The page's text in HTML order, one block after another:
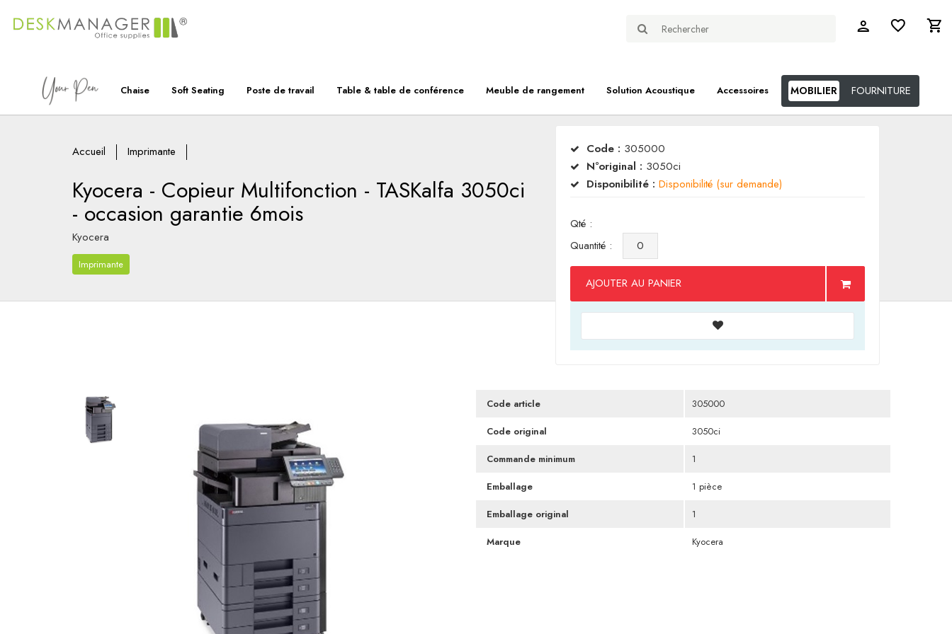
Chaise Soft Seating Poste de travail Table & table de conférence Meuble de rangement Solution Acoustique Accessoires MOBILIER FOURNITURE
Accueil Imprimante
Kyocera - Copieur Multifonction - TASKalfa 3050ci
- occasion garantie 6mois
Kyocera
Imprimante
Code : 305000
N°original : 3050ci
Disponibilité :Disponibilité (sur demande)
Qté :
Quantité :
AJOUTER AU PANIER
Code article 305000
Code original 3050ci
Commande minimum 1
Emballage 1 pièce
Emballage original 1
Marque Kyocera